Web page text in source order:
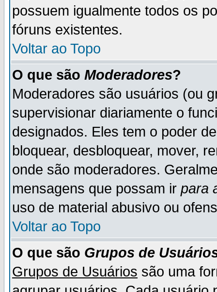
possuem igualmente todos os
fóruns existentes.
Voltar ao Topo
O que são Moderadores?
Moderadores são usuários (ou
supervisionar diariamente o
designados. Eles tem o poder
bloquear, desbloquear, mover,
onde são moderadores.
mensagens que possam ir para
uso de material abusivo ou
Voltar ao Topo
O que são Grupos de
Grupos de Usuários são uma